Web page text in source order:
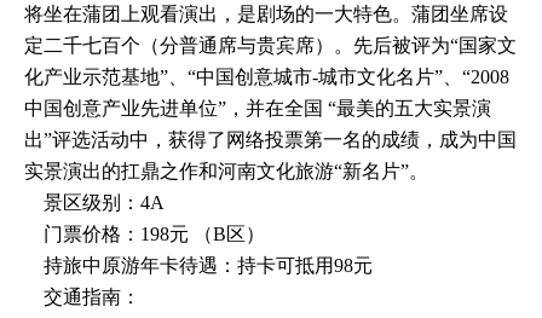
将坐在蒲团上观看演出，是剧场的一大特色。蒲团坐席设
定二千七百个（分普通席与贵宾席）。先后被评为“国家文
化产业示范基地”、“中国创意城市-城市文化名片”、“2008
中国创意产业先进单位”，并在全国 “最美的五大实景演
出”评选活动中，获得了网络投票第一名的成绩，成为中国
实景演出的扛鼎之作和河南文化旅游“新名片”。
景区级别：4A
门票价格：198元 （B区）
持旅中原游年卡待遇：持卡可抵用98元
交通指南：